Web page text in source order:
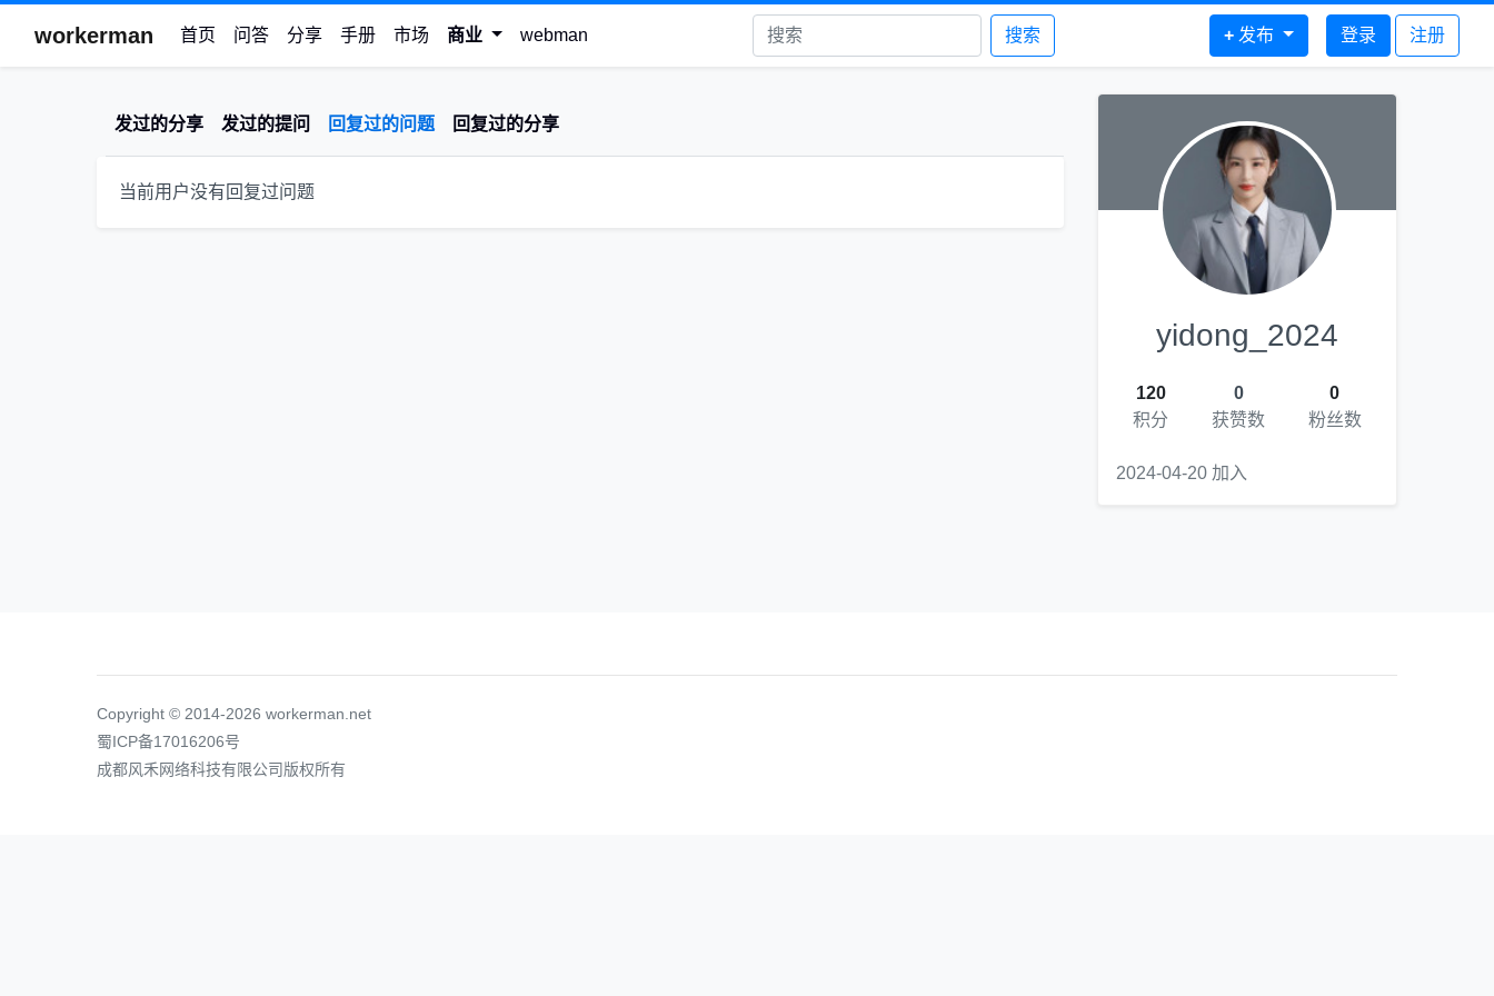
workerman 首页 问答 分享 手册 市场 商业 webman 搜索 + 发布 登录 注册
发过的分享 发过的提问 回复过的问题 回复过的分享
当前用户没有回复过问题
yidong_2024
120
积分
0
获赞数
0
粉丝数
2024-04-20 加入
Copyright © 2014-2026 workerman.net
蜀ICP备17016206号
成都风禾网络科技有限公司版权所有